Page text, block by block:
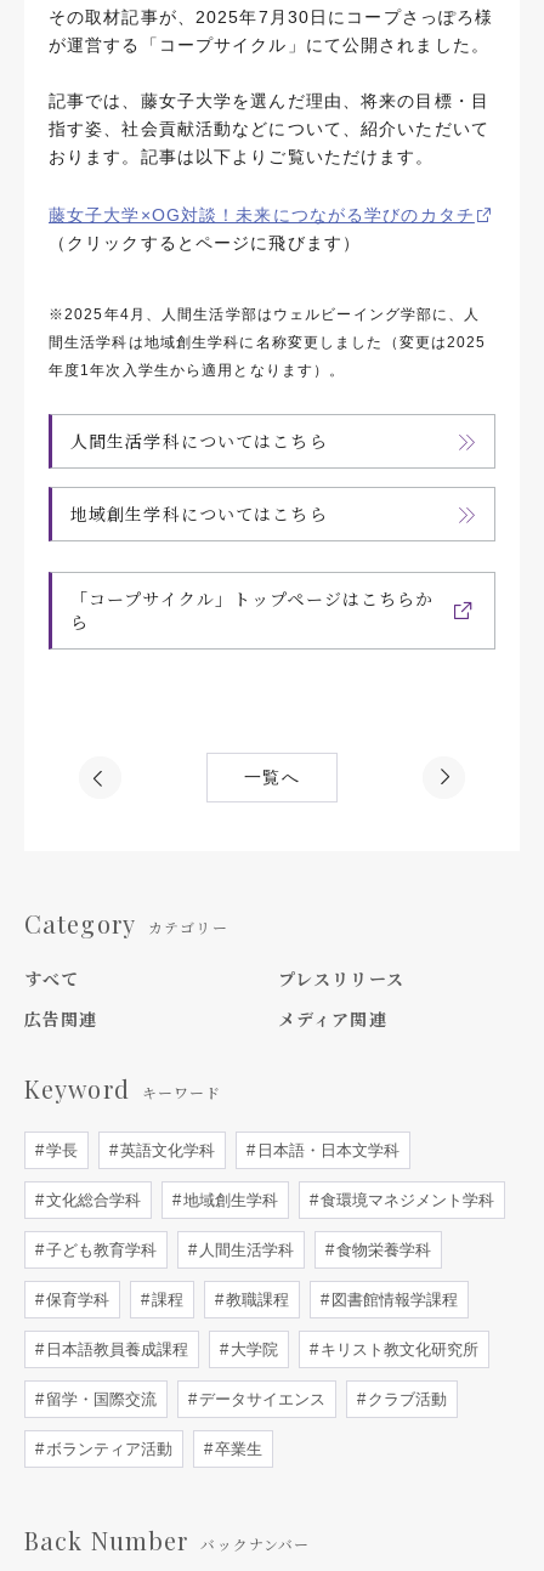
その取材記事が、2025年7月30日にコープさっぽろ様
が運営する「コープサイクル」にて公開されました。
記事では、藤女子大学を選んだ理由、将来の目標・目
指す姿、社会貢献活動などについて、紹介いただいて
おります。記事は以下よりご覧いただけます。
藤女子大学×OG対談！未来につながる学びのカタチ
（クリックするとページに飛びます）
※2025年4月、人間生活学部はウェルビーイング学部に、人
間生活学科は地域創生学科に名称変更しました（変更は2025
年度1年次入学生から適用となります）。
人間生活学科についてはこちら
地域創生学科についてはこちら
「コープサイクル」トップページはこちらか
ら
一覧へ
Category カテゴリー
すべて
プレスリリース
広告関連
メディア関連
Keyword キーワード
学長 英語文化学科 日本語・日本文学科
文化総合学科 地域創生学科 食環境マネジメント学科
子ども教育学科 人間生活学科 食物栄養学科
保育学科 課程 教職課程 図書館情報学課程
日本語教員養成課程 大学院 キリスト教文化研究所
留学・国際交流 データサイエンス クラブ活動
ボランティア活動 卒業生
Back Number バックナンバー